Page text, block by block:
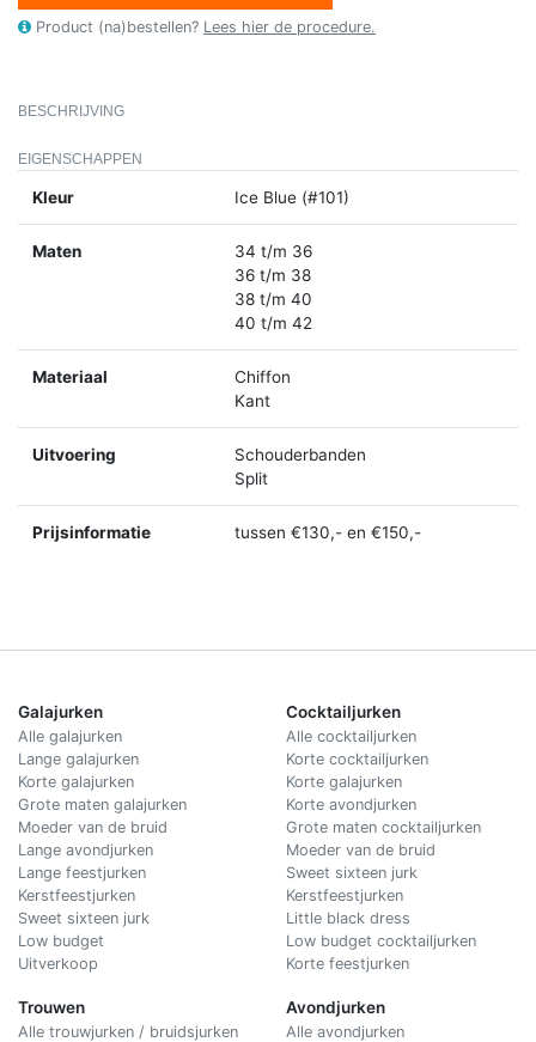
Product (na)bestellen? Lees hier de procedure.
BESCHRIJVING
EIGENSCHAPPEN
Kleur Ice Blue (#101)
Maten
34 t/m 36
36 t/m 38
38 t/m 40
40 t/m 42
Materiaal
Chiffon
Kant
Uitvoering
Schouderbanden
Split
Prijsinformatie tussen €130,- en €150,-
Galajurken
Alle galajurken
Lange galajurken
Korte galajurken
Grote maten galajurken
Moeder van de bruid
Lange avondjurken
Lange feestjurken
Kerstfeestjurken
Sweet sixteen jurk
Low budget
Uitverkoop
Trouwen
Alle trouwjurken / bruidsjurken
Cocktailjurken
Alle cocktailjurken
Korte cocktailjurken
Korte galajurken
Korte avondjurken
Grote maten cocktailjurken
Moeder van de bruid
Sweet sixteen jurk
Kerstfeestjurken
Little black dress
Low budget cocktailjurken
Korte feestjurken
Avondjurken
Alle avondjurken